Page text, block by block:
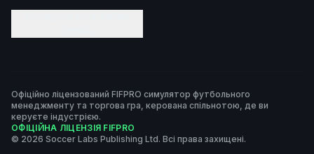
Офіційно ліцензований FIFPRO симулятор футбольного
менеджменту та торгова гра, керована спільнотою, де ви
керуєте індустрією.
ОФІЦІЙНА ЛІЦЕНЗІЯ FIFPRO
© 2026 Soccer Labs Publishing Ltd. Всі права захищені.